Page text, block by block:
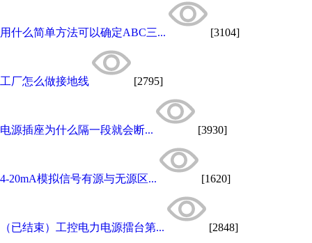
用什么简单方法可以确定ABC三... [3104]
工厂怎么做接地线 [2795]
电源插座为什么隔一段就会断... [3930]
4-20mA模拟信号有源与无源区... [1620]
（已结束）工控电力电源擂台第... [2848]